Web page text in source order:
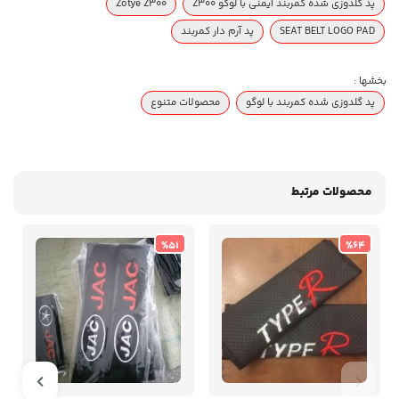
پد گلدوزی شده کمربند ایمنی با لوگو Z300
Zotye Z300
SEAT BELT LOGO PAD
پد آرم دار کمربند
بخشها :
پد گلدوزی شده کمربند با لوگو
محصولات متنوع
محصولات مرتبط
%64
%51